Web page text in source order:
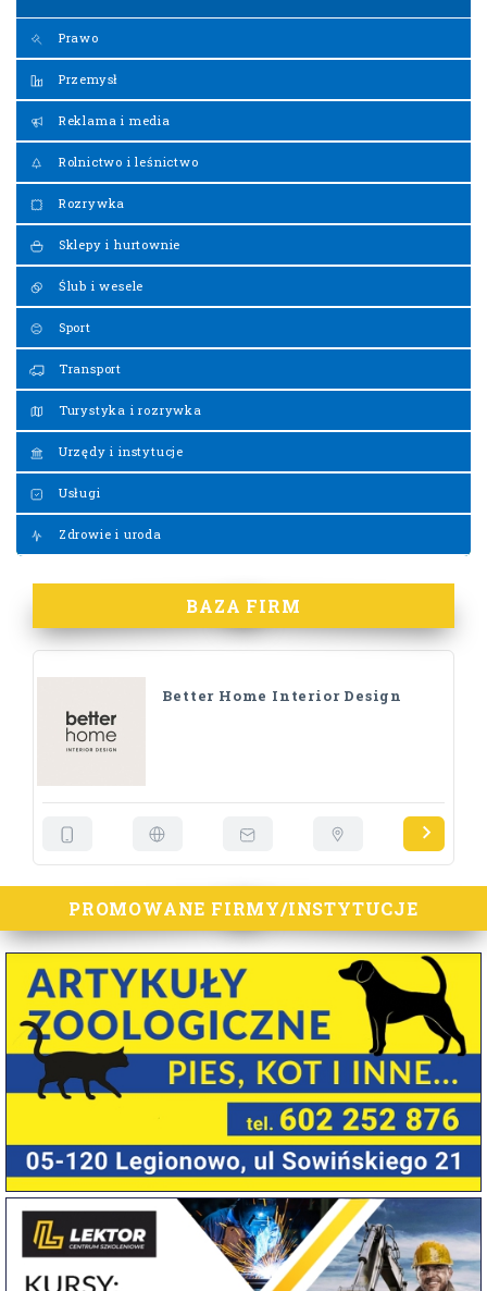
Prawo
Przemysł
Reklama i media
Rolnictwo i leśnictwo
Rozrywka
Sklepy i hurtownie
Ślub i wesele
Sport
Transport
Turystyka i rozrywka
Urzędy i instytucje
Usługi
Zdrowie i uroda
BAZA FIRM
Better Home Interior Design
PROMOWANE FIRMY/INSTYTUCJE